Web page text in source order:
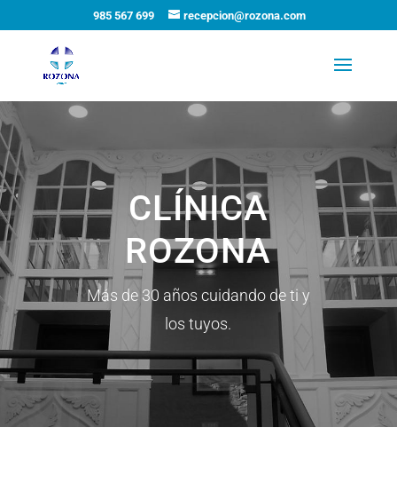
985 567 699 recepcion@rozona.com
CLÍNICA
ROZONA
Más de 30 años cuidando de ti y
los tuyos.